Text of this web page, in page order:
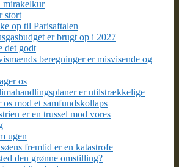
mirakelkur
stort
op til Parisaftalen
er brugt op i 2027
det godt
beregninger er misvisende og
os
er utilstrækkelige
mod et samfundskollaps
er en trussel mod vores
ugen
fremtid er en katastrofe
den grønne omstilling?